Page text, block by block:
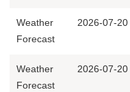
Weather
Forecast
2026-07-20
Weather
Forecast
2026-07-20